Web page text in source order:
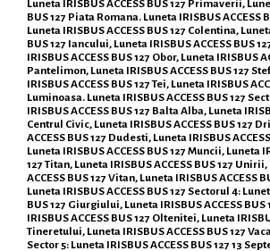
Luneta IRISBUS ACCESS BUS 127 Primaverii,
BUS 127 Piata Romana. Luneta IRISBUS ACCESS
Luneta IRISBUS ACCESS BUS 127 Colentina,
BUS 127 Iancului, Luneta IRISBUS ACCESS BUS
IRISBUS ACCESS BUS 127 Obor, Luneta IRISBUS
Pantelimon, Luneta IRISBUS ACCESS BUS 127
IRISBUS ACCESS BUS 127 Tei, Luneta IRISBUS
Luminoasa. Luneta IRISBUS ACCESS BUS 127
IRISBUS ACCESS BUS 127 Balta Alba, Luneta
Centrul Civic, Luneta IRISBUS ACCESS BUS 127
ACCESS BUS 127 Dudesti, Luneta IRISBUS
Luneta IRISBUS ACCESS BUS 127 Muncii, Luneta
127 Titan, Luneta IRISBUS ACCESS BUS 127
ACCESS BUS 127 Vitan, Luneta IRISBUS ACCESS
Luneta IRISBUS ACCESS BUS 127 Sectorul 4:
BUS 127 Giurgiului, Luneta IRISBUS ACCESS
IRISBUS ACCESS BUS 127 Oltenitei, Luneta
Tineretului, Luneta IRISBUS ACCESS BUS 127
Sector 5: Luneta IRISBUS ACCESS BUS 127 13